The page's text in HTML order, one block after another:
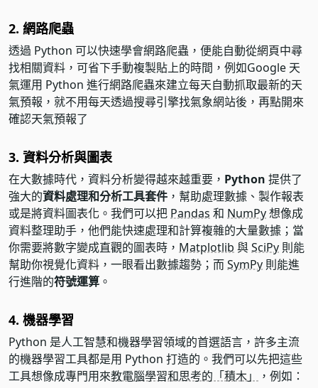
2. 網路爬蟲
透過 Python 可以快速學會網路爬蟲，便能自動從網頁中尋
找相關資料，可省下手動複製貼上的時間，例如Google 天
氣運用 Python 進行網路爬蟲來建立每天自動抓取最新的天
氣預報，就不用每天透過搜尋引擎找氣象網站後，再點開來
確認天氣預報了
3. 資料分析與圖表
在大數據時代，資料分析變得越來越重要， Python 提供了
強大的資料處理和分析工具套件 ，幫助處理數據、製作報表
或是將資料圖表化。我們可以把 Pandas 和 NumPy想像成
資料整理助手，他們能快速處理和計算複雜的大量數據；當
你需要將數字變成直觀的圖表時， Matplotlib 與SciPy 則能
幫助你視覺化資料，一眼看出數據趨勢；而SymPy 則能進
行進階的符號運算 。
4. 機器學習
Python 是人工智慧和機器學習領域的首選語言，許多主流
的機器學習工具都是用 Python 打造的。我們可以先把這些
工具想像成專門用來教電腦學習和思考的「積木」
，例如：